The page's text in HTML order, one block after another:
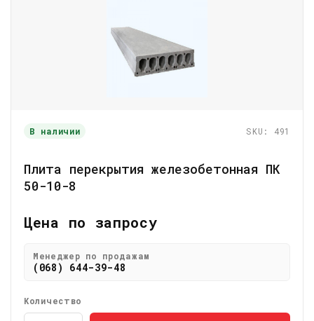
В наличии SKU: 491
Плита перекрытия железобетонная ПК
50-10-8
Цена по запросу
Менеджер по продажам
(068) 644-39-48
Количество